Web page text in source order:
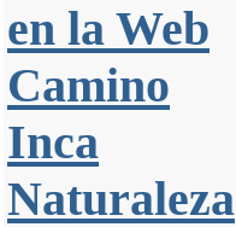
en la Web
Camino
Inca
Naturaleza